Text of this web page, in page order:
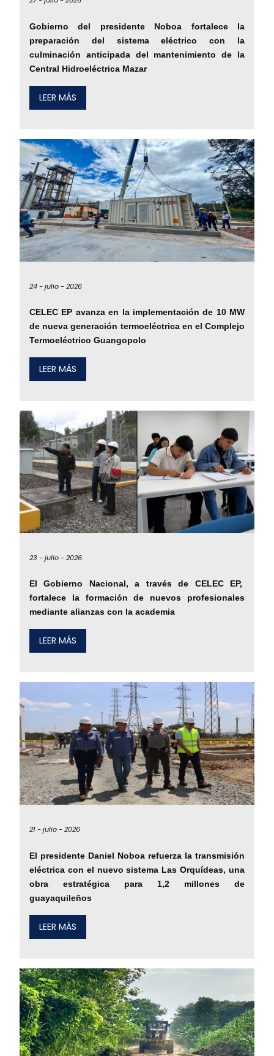
Gobierno del presidente Noboa fortalece la
preparación del sistema eléctrico con la
culminación anticipada del mantenimiento de la
Central Hidroeléctrica Mazar
LEER MÁS
24 -julio -2026
CELEC EP avanza en la implementación de 10 MW
de nueva generación termoeléctrica en el Complejo
Termoeléctrico Guangopolo
LEER MÁS
23 -julio -2026
El Gobierno Nacional, a través de CELEC EP,
fortalece la formación de nuevos profesionales
mediante alianzas con la academia
LEER MÁS
21 -julio -2026
El presidente Daniel Noboa refuerza la transmisión
eléctrica con el nuevo sistema Las Orquídeas, una
obra estratégica para 1,2 millones de
guayaquileños
LEER MÁS